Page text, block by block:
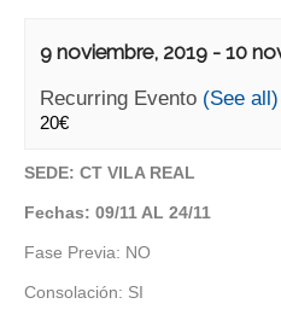
9 noviembre, 2019 - 10
Recurring Evento (See all)
20€
SEDE: CT VILA REAL
Fechas: 09/11 AL 24/11
Fase Previa: NO
Consolación: SI